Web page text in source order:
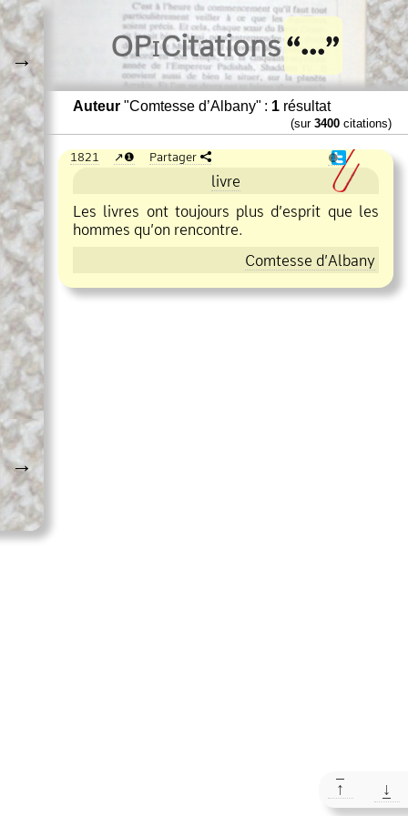
→
→
OPiCitations
Auteur "Comtesse d’Albany" : 1 résultat
(sur 3400 citations)
1821 ❶ Partager ❶
livre
Les livres ont toujours plus d’esprit que les
hommes qu’on rencontre.
Comtesse d’Albany
↑ ↓